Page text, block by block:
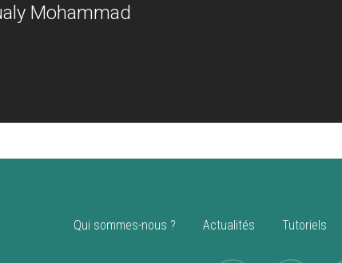
Mohammad
Qui sommes-nous ? Actualités Tutoriels